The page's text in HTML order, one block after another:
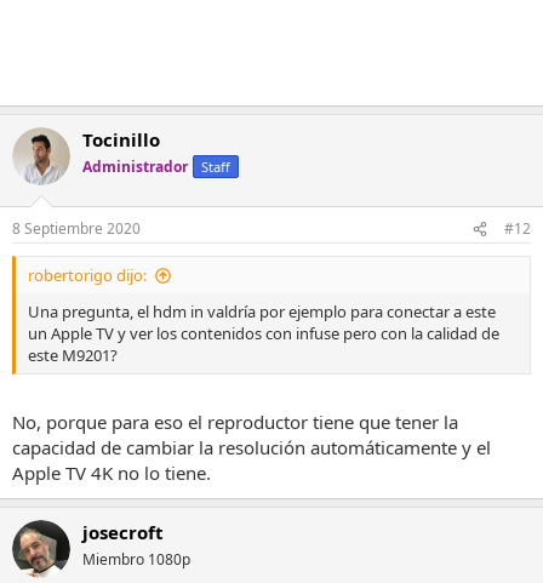
Tocinillo
Administrador Staff
8 Septiembre 2020 #12
robertorigo dijo:
Una pregunta, el hdm in valdría por ejemplo para conectar a este
un Apple TV y ver los contenidos con infuse pero con la calidad de
este M9201?
No, porque para eso el reproductor tiene que tener la
capacidad de cambiar la resolución automáticamente y el
Apple TV 4K no lo tiene.
josecroft
Miembro 1080p